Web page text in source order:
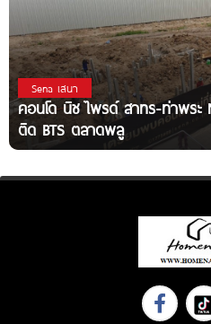
Sena เสนา
คอนโด นิช ไพรด์ สาทร-ท่าพระ
ติด BTS ตลาดพลู